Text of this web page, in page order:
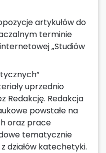
artykułów do
terminie
„Studiów
uprzednio
Redakcję. Redakcja
powstałe na
oraz prace
tematycznie
działów katechetyki.